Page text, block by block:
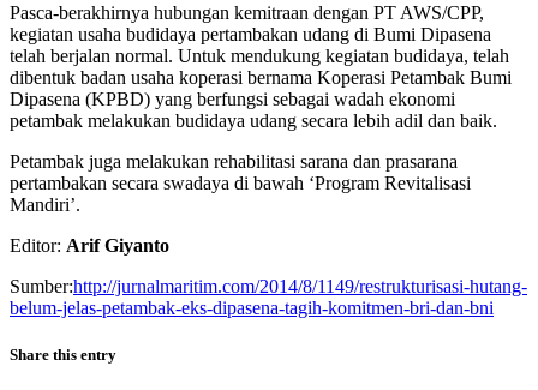
Pasca-berakhirnya hubungan kemitraan dengan PT AWS/CPP,
kegiatan usaha budidaya pertambakan udang di Bumi Dipasena
telah berjalan normal. Untuk mendukung kegiatan budidaya, telah
dibentuk badan usaha koperasi bernama Koperasi Petambak Bumi
Dipasena (KPBD) yang berfungsi sebagai wadah ekonomi
petambak melakukan budidaya udang secara lebih adil dan baik.
Petambak juga melakukan rehabilitasi sarana dan prasarana
pertambakan secara swadaya di bawah ‘Program Revitalisasi
Mandiri’.
Editor: Arif Giyanto
Sumber:http://jurnalmaritim.com/2014/8/1149/restrukturisasi-hutang-
belum-jelas-petambak-eks-dipasena-tagih-komitmen-bri-dan-bni
Share this entry